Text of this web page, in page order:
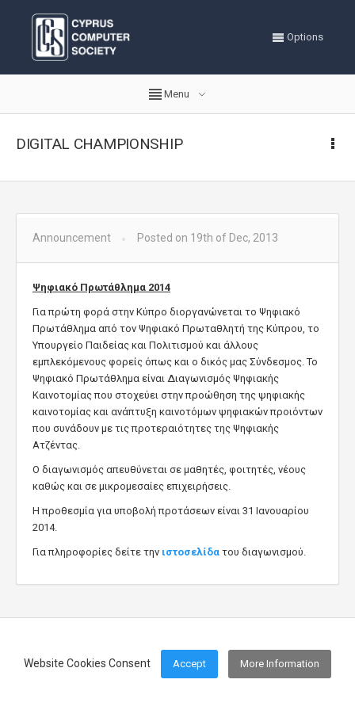
Website Cookies Consent Accept More Information
Options
Menu
DIGITAL CHAMPIONSHIP
Announcement Posted on 19th of Dec, 2013
Ψηφιακό Πρωτάθλημα 2014
Για πρώτη φορά στην Κύπρο διοργανώνεται το Ψηφιακό
Πρωτάθλημα από τον Ψηφιακό Πρωταθλητή της Κύπρου, το
Υπουργείο Παιδείας και Πολιτισμού και άλλους
εμπλεκόμενους φορείς όπως και ο δικός μας Σύνδεσμος. Το
Ψηφιακό Πρωτάθλημα είναι Διαγωνισμός Ψηφιακής
Καινοτομίας που στοχεύει στην προώθηση της ψηφιακής
καινοτομίας και ανάπτυξη καινοτόμων ψηφιακών προιόντων
που συνάδουν με τις προτεραιότητες της Ψηφιακής
Ατζέντας.
Ο διαγωνισμός απευθύνεται σε μαθητές, φοιτητές, νέους
καθώς και σε μικρομεσαίες επιχειρήσεις.
Η προθεσμία για υποβολή προτάσεων είναι 31 Ιανουαρίου
2014.
Για πληροφορίες δείτε την ιστοσελίδα του διαγωνισμού.